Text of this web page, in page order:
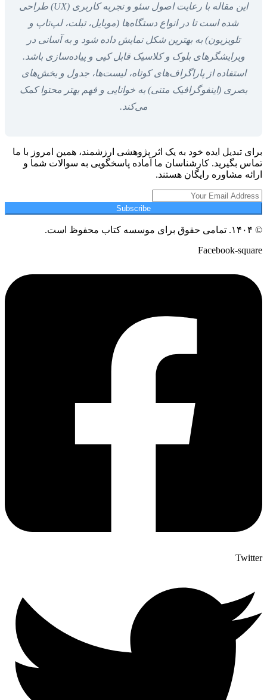
این مقاله با رعایت اصول سئو و تجربه کاربری (UX) طراحی
شده است تا در انواع دستگاه‌ها (موبایل، تبلت، لپ‌تاپ و
تلویزیون) به بهترین شکل نمایش داده شود و به آسانی در
ویرایشگرهای بلوک و کلاسیک قابل کپی و پیاده‌سازی باشد.
استفاده از پاراگراف‌های کوتاه، لیست‌ها، جدول و بخش‌های
بصری (اینفوگرافیک متنی) به خوانایی و فهم بهتر محتوا کمک
می‌کند.
برای تبدیل ایده خود به یک اثر پژوهشی ارزشمند، همین امروز با ما
تماس بگیرید. کارشناسان ما آماده پاسخگویی به سوالات شما و
ارائه مشاوره رایگان هستند.
Subscribe
© ۱۴۰۴. تمامی حقوق برای موسسه کتاب محفوظ است.
Facebook-square
Twitter